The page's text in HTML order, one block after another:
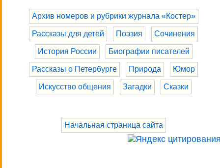
Архив номеров и рубрики журнала «Костер»
Рассказы для детей Поэзия Сочинения
История России Биографии писателей
Рассказы о Петербурге Природа Юмор
Искусство общения Загадки Сказки
Начальная страница сайта